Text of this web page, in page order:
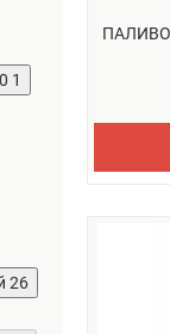
1
26